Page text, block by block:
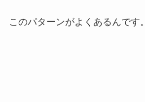
このパターンがよくあるんです。